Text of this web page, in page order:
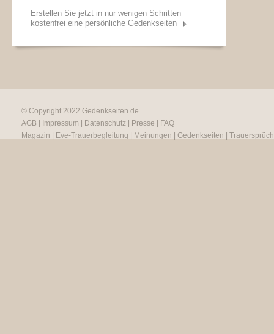
Erstellen Sie jetzt in nur wenigen Schritten
kostenfrei eine persönliche Gedenkseiten
© Copyright 2022 Gedenkseiten.de
AGB
Impressum Datenschutz Presse
FAQ
Magazin
Eve-Trauerbegleitung Meinungen Gedenkseiten